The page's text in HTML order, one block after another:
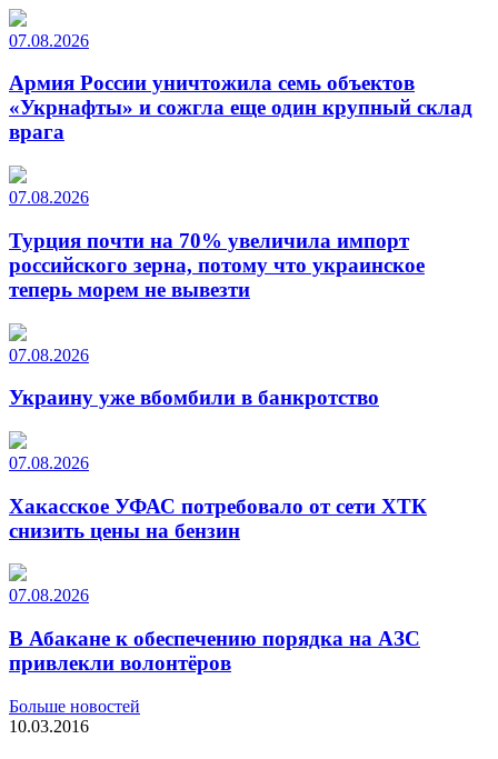
07.08.2026
Армия России уничтожила семь объектов
«Укрнафты» и сожгла еще один крупный склад
врага
07.08.2026
Турция почти на 70% увеличила импорт
российского зерна, потому что украинское
теперь морем не вывезти
07.08.2026
Украину уже вбомбили в банкротство
07.08.2026
Хакасское УФАС потребовало от сети ХТК
снизить цены на бензин
07.08.2026
В Абакане к обеспечению порядка на АЗС
привлекли волонтёров
Больше новостей
10.03.2016